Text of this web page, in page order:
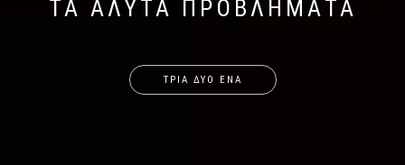
ΤΑ ΑΛΥΤΑ ΠΡΟΒΛΗΜΑΤΑ
ΤΡΙΑ ΔΥΟ ΕΝΑ